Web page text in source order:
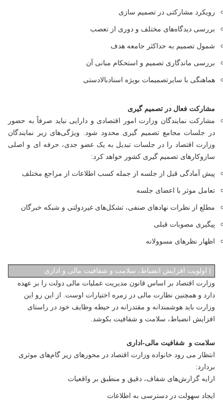
رویکرد مشارکتی در تصمیم سازی
بررسی دیدگاه‌های مختلف و دوری از تعصب
شمول تصمیم به حداکثر جامعه هدف
بررسی ماندگاری تصمیم و استحکام مبانی آن
هماهنگی با سایرتصمیمات بویژه اسنادبالادستی
مشارکت فعال در تصمیم گیری
مشارکت نمایندگان وزارت امور اقتصادی و دارایی نباید صرفاً به حضور
در جلسات مجامع تصمیم گیری محدود شود. ویژگی‌های زیر نمایندگان
وزارت اقتصاد را در جلسات تبدیل به یک عضو جدی، حرفه ای و اصلی
سازوکارهای تصمیم گیری کشور خواهد کرد:
پیش آمادگی قبل از جلسه از جمله کسب اطلاعات از مراجع مختلف
تعامل موثر با اعضای جلسه
مطلع از نظرات نهادهای صنفی، تشکل‌های غیردولتی و شبکه خبرگان
پیگیری مصوبات قبلی
اظهار نظرهای مسوولانه
| اولویت افزایش انضباط، سلامت و شفافیت مالی و اداری
وزارت اقتصاد بر اساس قانون مدیریت عملیات مالی دولت را بر عهده
دارد و همچنین نظارت مالی در زمره اختیارات اوست. از این رو این
وزارت باید هوشمندانه و مقتدرانه در حیطه وظایف خود در راستای
افزایش انضباط، سلامت و شفافیت بکوشد.
سلامت و شفافیت مالی-اداری
انتظار می رود خانواده وزارت اقتصاد در محورهای زیر گام‌های موثری
بردارد:
ارایه گزارش‌های شفاف، دقیق و منطبق بر واقعیات
ایجاد سهولت در دسترسی به اطلاعات